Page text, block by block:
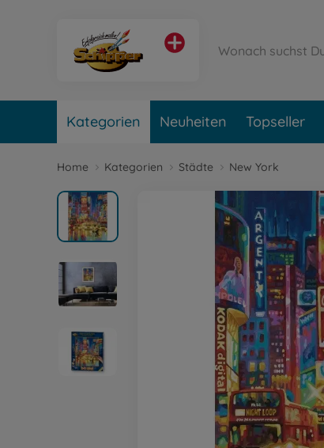
Kategorien Neuheiten Topseller
Home Kategorien Städte New York